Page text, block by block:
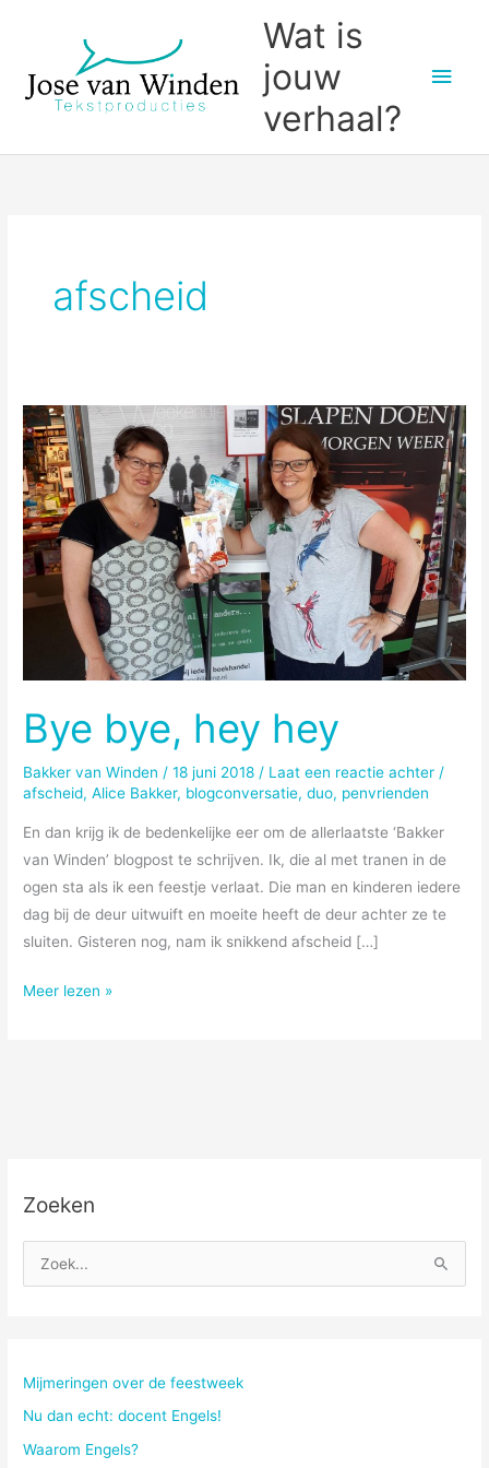
inhoud
Wat is
jouw
verhaal?
afscheid
Bye bye, hey hey
Bakker van Winden /18 juni 2018 / Laat een reactie achter /
afscheid,Alice Bakker, blogconversatie,duo, penvrienden
En dan krijg ik de bedenkelijke eer om de allerlaatste ‘Bakker
van Winden’ blogpost te schrijven. Ik, die al met tranen in de
ogen sta als ik een feestje verlaat. Die man en kinderen iedere
dag bij de deur uitwuift en moeite heeft de deur achter ze te
sluiten. Gisteren nog, nam ik snikkend afscheid […]
Bye
Meer lezen »
Zoeken
o
r
Mijmeringen over de feestweek
Nu dan echt: docent Engels!
Waarom Engels?